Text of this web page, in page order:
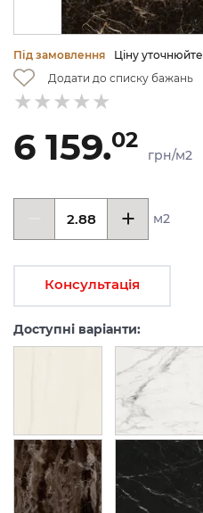
Під замовлення
Ціну уточнюйте
Додати до списку бажань
6 159.02
грн/м2
м2
Консультація
Доступні варіанти: